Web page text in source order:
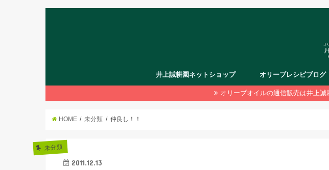
井上誠耕園ネットショップ オリーブレシピブログ
オリーブオイルの通信販売は井上
HOME 未分類 仲良し！！
未分類
2011.12.13